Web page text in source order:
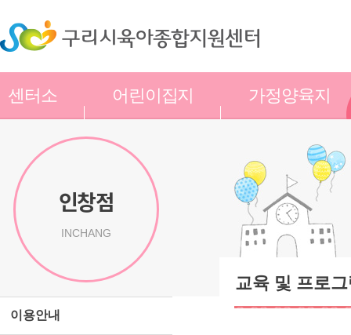
센터소
어린이집지
가정양육지
인창점
INCHANG
이용안내
교육 및 프로